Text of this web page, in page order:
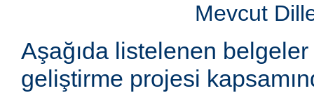
Mevcut
Aşağıda listelenen
geliştirme projesi